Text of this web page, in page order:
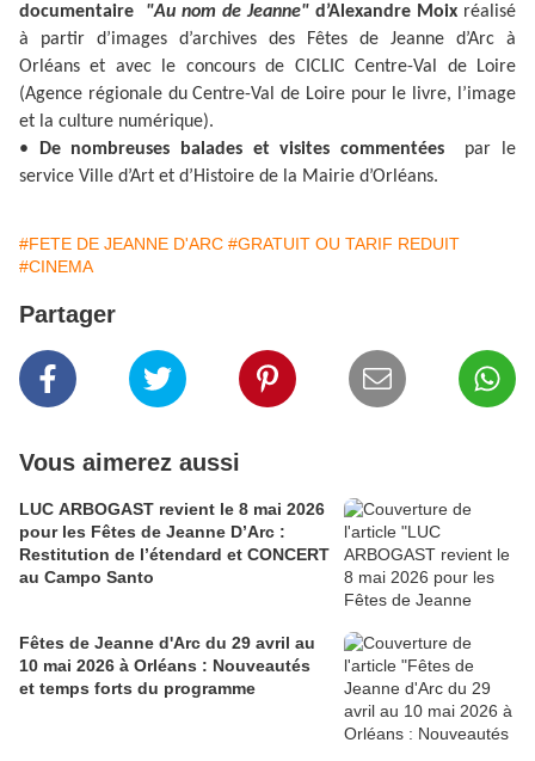
documentaire
"Au nom de Jeanne" d’Alexandre Moix réalisé
à partir d’images d’archives des Fêtes de Jeanne d’Arc à
Orléans et avec le concours de CICLIC Centre-Val de Loire
(Agence régionale du Centre-Val de Loire pour le livre, l’image
et la culture numérique).
• De nombreuses balades et visites commentées par le
service Ville d’Art et d’Histoire de la Mairie d’Orléans.
#FETE DE JEANNE D'ARC #GRATUIT OU TARIF REDUIT
#CINEMA
Partager
Vous aimerez aussi
LUC ARBOGAST revient le 8 mai 2026
pour les Fêtes de Jeanne D’Arc :
Restitution de l’étendard et CONCERT
au Campo Santo
Fêtes de Jeanne d'Arc du 29 avril au
10 mai 2026 à Orléans : Nouveautés
et temps forts du programme